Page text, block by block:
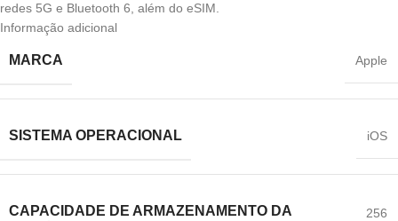
redes 5G e Bluetooth 6, além do eSIM.
Informação adicional
MARCA Apple
SISTEMA OPERACIONAL iOS
CAPACIDADE DE ARMAZENAMENTO DA
256